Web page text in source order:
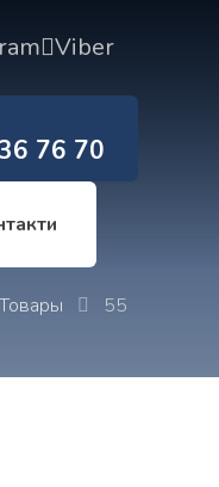
Viber
76 70
Товары 55